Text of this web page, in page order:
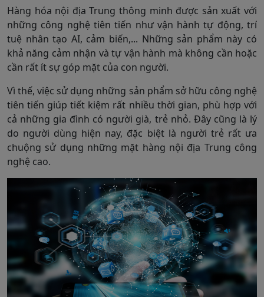
Hàng hóa nội địa Trung thông minh được sản xuất với
những công nghệ tiên tiến như vận hành tự động, trí
tuệ nhân tạo AI, cảm biến,... Những sản phẩm này có
khả năng cảm nhận và tự vận hành mà không cần hoặc
cần rất ít sự góp mặt của con người.
Vì thế, việc sử dụng những sản phẩm sở hữu công nghệ
tiên tiến giúp tiết kiệm rất nhiều thời gian, phù hợp với
cả những gia đình có người già, trẻ nhỏ. Đây cũng là lý
do người dùng hiện nay, đặc biệt là người trẻ rất ưa
chuộng sử dụng những mặt hàng nội địa Trung công
nghệ cao.